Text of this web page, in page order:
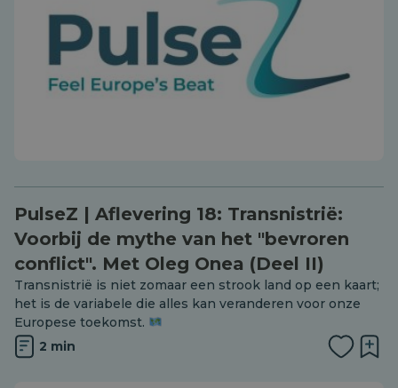
PulseZ | Aflevering 18: Transnistrië:
Voorbij de mythe van het "bevroren
conflict". Met Oleg Onea (Deel II)
Transnistrië is niet zomaar een strook land op een kaart;
het is de variabele die alles kan veranderen voor onze
Europese toekomst.
2 min